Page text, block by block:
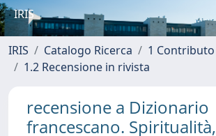
IRIS
IRIS Catalogo Ricerca
1 Contributo
1.2 Recensione in rivista
recensione a Dizionario
francescano.